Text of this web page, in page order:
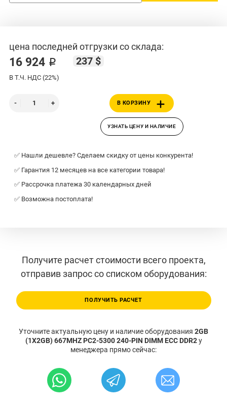
цена последней отгрузки со склада:
16 924 ₽ 237 $
В Т.Ч. НДС (22%)
В КОРЗИНУ
УЗНАТЬ ЦЕНУ И НАЛИЧИЕ
✅ Нашли дешевле? Сделаем скидку от цены конкурента!
✅ Гарантия 12 месяцев на все категории товара!
✅ Рассрочка платежа 30 календарных дней
✅ Возможна постоплата!
Получите расчет стоимости всего проекта,
отправив запрос со списком оборудования:
ПОЛУЧИТЬ РАСЧЕТ
Уточните актуальную цену и наличие оборудования 2GB
(1X2GB) 667MHZ PC2-5300 240-PIN DIMM ECC DDR2у
менеджера прямо сейчас: